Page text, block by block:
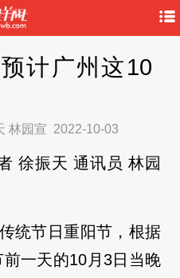
计广州这10
林园宣 2022-10-03
徐振天 通讯员 林园
统节日重阳节，根据
一天的10月3日当晚